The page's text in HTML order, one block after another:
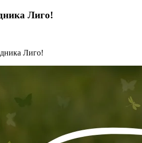
Лиго!
Лиго!